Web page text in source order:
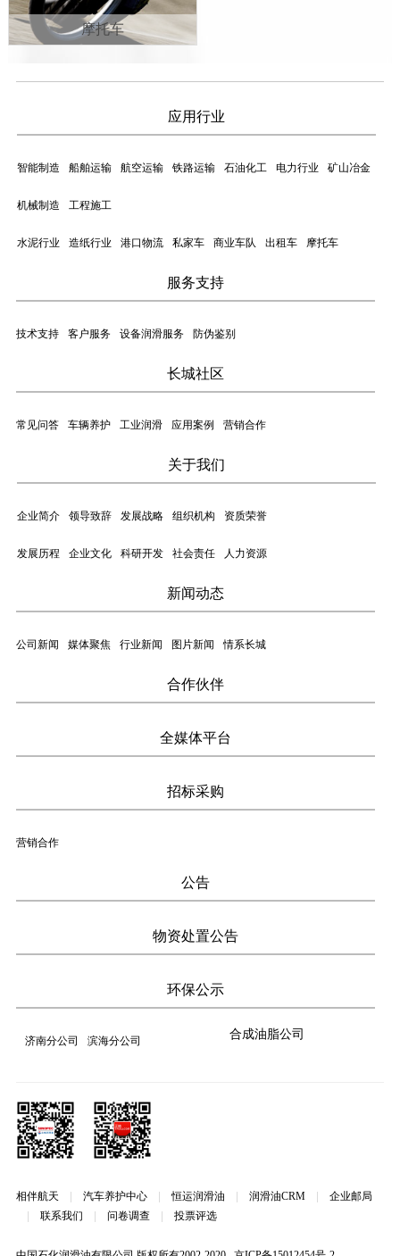
摩托车
应用行业
智能制造 船舶运输 航空运输 铁路运输 石油化工 电力行业 矿山冶金
机械制造 工程施工
水泥行业 造纸行业 港口物流 私家车 商业车队 出租车 摩托车
服务支持
技术支持 客户服务 设备润滑服务 防伪鉴别
长城社区
常见问答 车辆养护 工业润滑 应用案例 营销合作
关于我们
企业简介 领导致辞 发展战略 组织机构 资质荣誉
发展历程 企业文化 科研开发 社会责任 人力资源
新闻动态
公司新闻 媒体聚焦 行业新闻 图片新闻 情系长城
合作伙伴
全媒体平台
招标采购
营销合作
公告
物资处置公告
环保公示
合成油脂公司
济南分公司 滨海分公司
相伴航天 | 汽车养护中心 | 恒运润滑油 | 润滑油CRM |
企业邮局
|
联系我们 | 问卷调查 | 投票评选